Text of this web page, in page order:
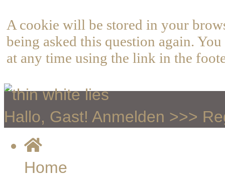
A cookie will be stored in your
being asked this question again.
at any time using the link in the
Hallo, Gast! Anmelden >>>
Home